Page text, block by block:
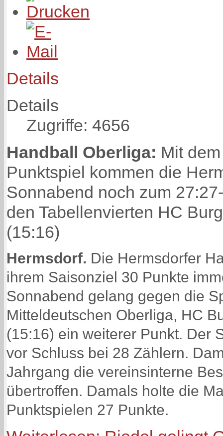
Details
Details
Zugriffe: 4656
Handball Oberliga: Mit
Punktspiel kommen die
Sonnabend noch zum
den Tabellenvierten HC
(15:16)
Hermsdorf. Die Hermsdorfer
ihrem Saisonziel 30 Punkte
Sonnabend gelang gegen die
Mitteldeutschen Oberliga, HC
(15:16) ein weiterer Punkt. Der
vor Schluss bei 28 Zählern.
Jahrgang die vereinsinterne
übertroffen. Damals holte die
Punktspielen 27 Punkte.